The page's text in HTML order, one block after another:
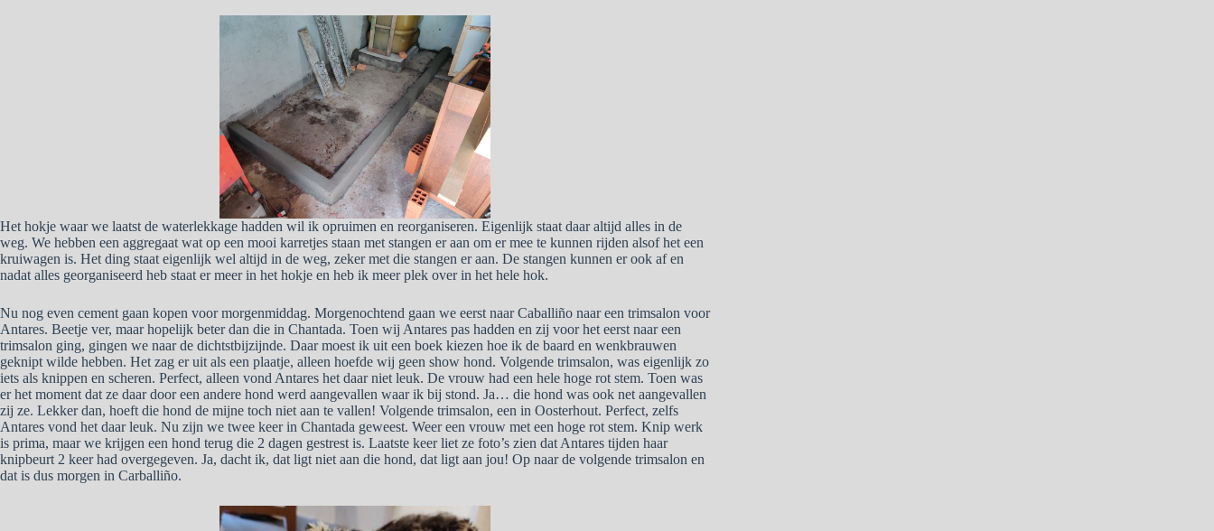
Het hokje waar we laatst de waterlekkage hadden wil ik opruimen en reorganiseren. Eigenlijk staat daar altijd alles in de
weg. We hebben een aggregaat wat op een mooi karretjes staan met stangen er aan om er mee te kunnen rijden alsof het een
kruiwagen is. Het ding staat eigenlijk wel altijd in de weg, zeker met die stangen er aan. De stangen kunnen er ook af en
nadat alles georganiseerd heb staat er meer in het hokje en heb ik meer plek over in het hele hok.
Nu nog even cement gaan kopen voor morgenmiddag. Morgenochtend gaan we eerst naar Caballiño naar een trimsalon voor
Antares. Beetje ver, maar hopelijk beter dan die in Chantada. Toen wij Antares pas hadden en zij voor het eerst naar een
trimsalon ging, gingen we naar de dichtstbijzijnde. Daar moest ik uit een boek kiezen hoe ik de baard en wenkbrauwen
geknipt wilde hebben. Het zag er uit als een plaatje, alleen hoefde wij geen show hond. Volgende trimsalon, was eigenlijk zo
iets als knippen en scheren. Perfect, alleen vond Antares het daar niet leuk. De vrouw had een hele hoge rot stem. Toen was
er het moment dat ze daar door een andere hond werd aangevallen waar ik bij stond. Ja… die hond was ook net aangevallen
zij ze. Lekker dan, hoeft die hond de mijne toch niet aan te vallen! Volgende trimsalon, een in Oosterhout. Perfect, zelfs
Antares vond het daar leuk. Nu zijn we twee keer in Chantada geweest. Weer een vrouw met een hoge rot stem. Knip werk
is prima, maar we krijgen een hond terug die 2 dagen gestrest is. Laatste keer liet ze foto’s zien dat Antares tijden haar
knipbeurt 2 keer had overgegeven. Ja, dacht ik, dat ligt niet aan die hond, dat ligt aan jou! Op naar de volgende trimsalon en
dat is dus morgen in Carballiño.